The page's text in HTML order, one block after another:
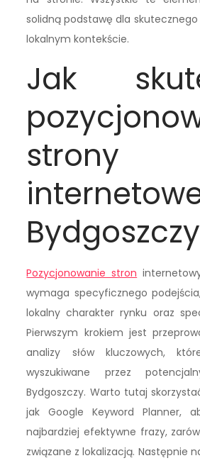
solidną podstawę dla
lokalnym kontekście.
Jak
strony
Pozycjonowanie stron
wymaga specyficznego
lokalny charakter rynku oraz
Pierwszym krokiem jest
analizy słów kluczowych,
wyszukiwane przez
Bydgoszczy. Warto tutaj
jak Google Keyword Planner,
najbardziej efektywne frazy,
związane z lokalizacją. Następnie